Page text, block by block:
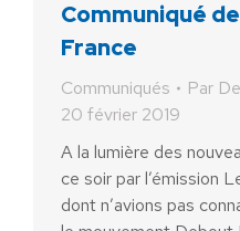
Communiqué
France
Communiqués Par
20 février 2019
A la lumière des
ce soir par l’émission
dont n’avions pas